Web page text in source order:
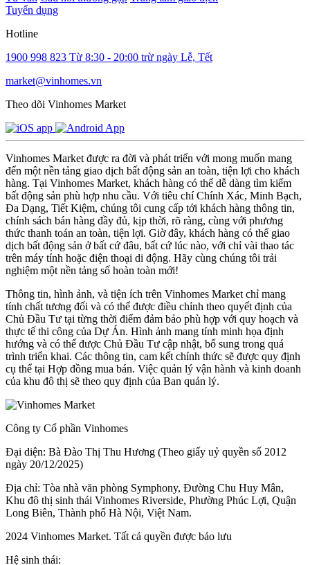
Tuyển dụng
Hotline
1900 998 823 Từ 8:30 - 20:00 trừ ngày Lễ, Tết
market@vinhomes.vn
Theo dõi Vinhomes Market
Vinhomes Market được ra đời và phát triển với mong muốn mang
đến một nền tảng giao dịch bất động sản an toàn, tiện lợi cho khách
hàng. Tại Vinhomes Market, khách hàng có thể dễ dàng tìm kiếm
bất động sản phù hợp nhu cầu. Với tiêu chí Chính Xác, Minh Bạch,
Đa Dạng, Tiết Kiệm, chúng tôi cung cấp tới khách hàng thông tin,
chính sách bán hàng đầy đủ, kịp thời, rõ ràng, cùng với phương
thức thanh toán an toàn, tiện lợi. Giờ đây, khách hàng có thể giao
dịch bất động sản ở bất cứ đâu, bất cứ lúc nào, với chỉ vài thao tác
trên máy tính hoặc điện thoại di động. Hãy cùng chúng tôi trải
nghiệm một nền tảng số hoàn toàn mới!
Thông tin, hình ảnh, và tiện ích trên Vinhomes Market chỉ mang
tính chất tương đối và có thể được điều chỉnh theo quyết định của
Chủ Đầu Tư tại từng thời điểm đảm bảo phù hợp với quy hoạch và
thực tế thi công của Dự Án. Hình ảnh mang tính minh họa định
hướng và có thể được Chủ Đầu Tư cập nhật, bổ sung trong quá
trình triển khai. Các thông tin, cam kết chính thức sẽ được quy định
cụ thể tại Hợp đồng mua bán. Việc quản lý vận hành và kinh doanh
của khu đô thị sẽ theo quy định của Ban quản lý.
Công ty Cổ phần Vinhomes
Đại diện: Bà Đào Thị Thu Hương (Theo giấy uỷ quyền số 2012
ngày 20/12/2025)
Địa chỉ: Tòa nhà văn phòng Symphony, Đường Chu Huy Mân,
Khu đô thị sinh thái Vinhomes Riverside, Phường Phúc Lợi, Quận
Long Biên, Thành phố Hà Nội, Việt Nam.
2024 Vinhomes Market. Tất cả quyền được bảo lưu
Hệ sinh thái: